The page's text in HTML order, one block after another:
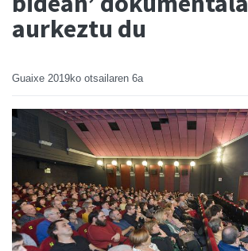
aurkeztu du
Guaixe 2019ko otsailaren 6a